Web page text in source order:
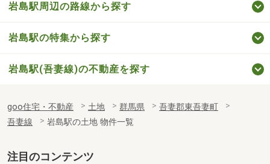
岩島駅周辺の路線から探す
岩島駅の特集から探す
岩島駅(吾妻線)の不動産を探す
goo住宅・不動産 土地 群馬県
吾妻郡東吾妻町
吾妻線
岩島駅の土地 物件一覧
注目のコンテンツ